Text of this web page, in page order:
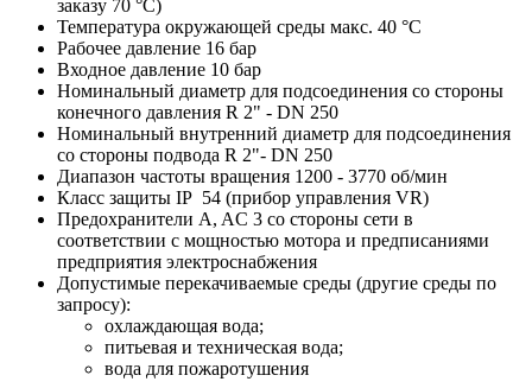
заказу 70 °C)
Температура окружающей среды макс. 40 °C
Рабочее давление 16 бар
Входное давление 10 бар
Номинальный диаметр для подсоединения со стороны
конечного давления R 2" - DN 250
Номинальный внутренний диаметр для подсоединения
со стороны подвода R 2"- DN 250
Диапазон частоты вращения 1200 - 3770 об/мин
Класс защиты IP 54 (прибор управления VR)
Предохранители A, AC 3 со стороны сети в
соответствии с мощностью мотора и предписаниями
предприятия электроснабжения
Допустимые перекачиваемые среды (другие среды по
запросу):
охлаждающая вода;
питьевая и техническая вода;
вода для пожаротушения